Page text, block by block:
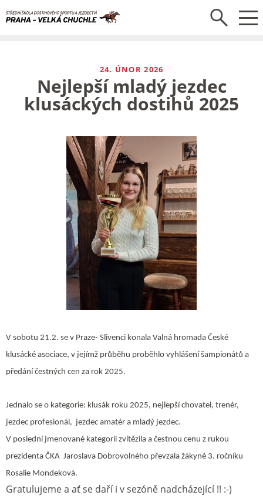
Nejlepší mladý jezdec
klusáckých dostihů 2025
24. ÚNOR 2026
V sobotu 21.2. se v Praze- Slivenci konala Valná hromada České
klusácké asociace, v jejímž průběhu proběhlo vyhlášení šampionátů a
předání čestných cen za rok 2025.
Jednalo se o kategorie: klusák roku 2025, nejlepší chovatel, trenér,
jezdec profesionál, jezdec amatér a mladý jezdec.
V poslední jmenované kategorii zvítězila a čestnou cenu z rukou
prezidenta ČKA Jaroslava Dobrovolného převzala žákyně 3. ročníku
Rosalie Mondeková.
Gratulujeme a ať se daří i v sezóně nadcházející !! :-)